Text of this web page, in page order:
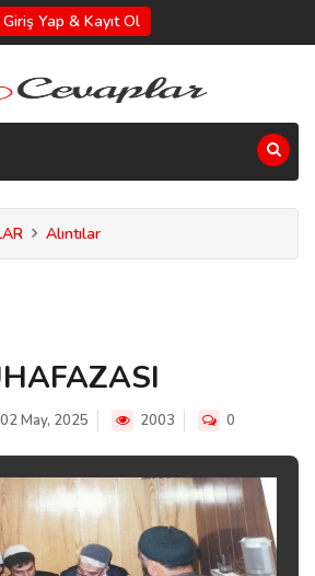
Giriş Yap & Kayıt Ol
Alıntılar
02 May, 2025 2003 0